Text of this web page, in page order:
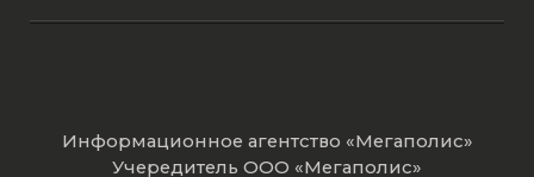
Информационное агентство «Мегаполис»
Учередитель ООО «Мегаполис»